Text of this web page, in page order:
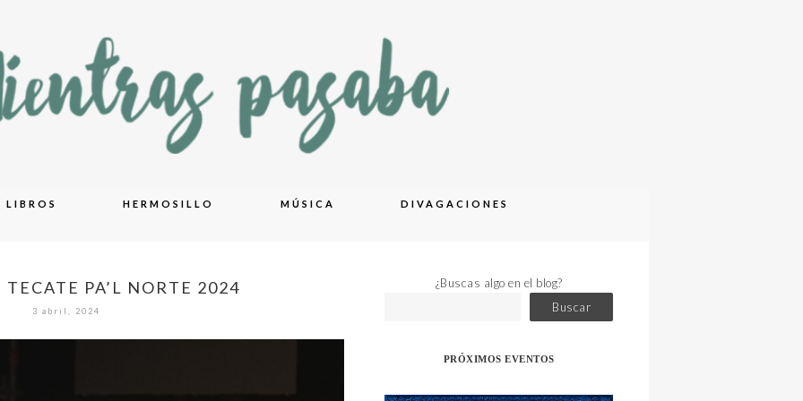
LIBROS HERMOSILLO MÚSICA DIVAGACIONES
PA’L NORTE 2024
3 abril, 2024
¿Buscas algo en el blog?
Buscar
PRÓXIMOS EVENTOS